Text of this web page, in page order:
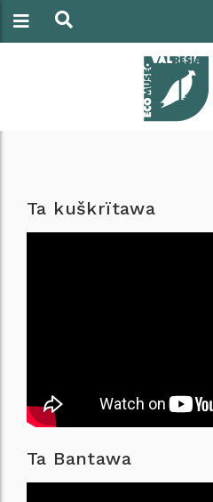
Ta kuškrïtawa
Ta Bantawa